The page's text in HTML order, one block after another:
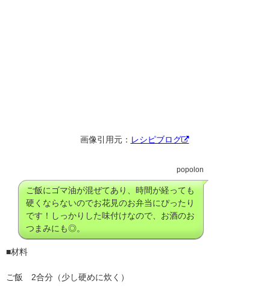
画像引用元： レシピブログ
popolon
ご飯にゴマ油が混ぜてあり、時間が経っても
硬くならないのでお花見のお弁当にぴったり
です！しっかりした味付けなので、お酒のお
つまみにも◎。
■材料
ご飯 2合分（少し硬めに炊く）